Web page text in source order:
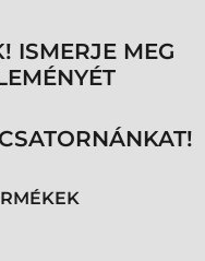
ISMERJE MEG